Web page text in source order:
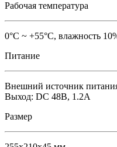
Рабочая температура
0°С ~ +55°С, влажность
Питание
Внешний источник
Выход: DC 48В, 1.2A
Размер